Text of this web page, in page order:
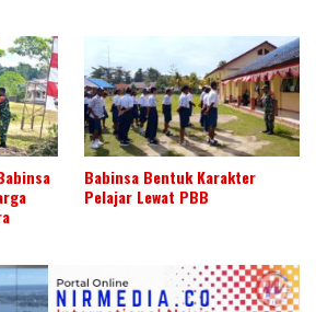
Babinsa Bentuk Karakter
Pelajar Lewat PBB